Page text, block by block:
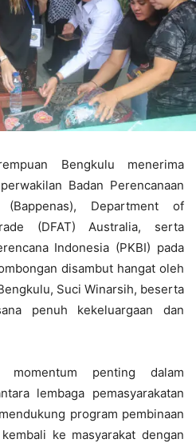
Bengkulu menerima
Badan Perencanaan
(Bappenas), Department of
(DFAT) Australia, serta
Indonesia (PKBI) pada
disambut hangat oleh
Suci Winarsih, beserta
penuh kekeluargaan dan
momentum penting dalam
lembaga pemasyarakatan
program pembinaan
ke masyarakat dengan